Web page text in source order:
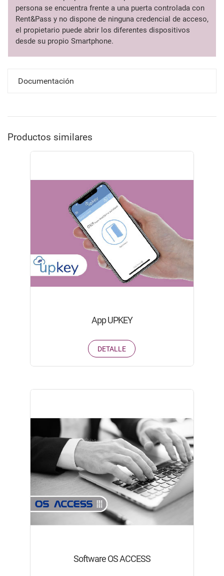
persona se encuentra frente a una puerta controlada con
Rent&Pass y no dispone de ninguna credencial de acceso,
el propietario puede abrir los diferentes dispositivos
desde su propio Smartphone.
Documentación
Productos similares
App UPKEY
DETALLE
Software OS ACCESS